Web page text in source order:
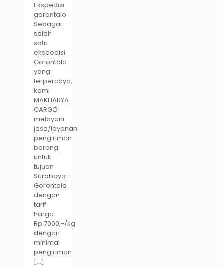
Ekspedisi
gorontalo
Sebagai
salah
satu
ekspedisi
Gorontalo
yang
terpercaya,
kami
MAKHARYA
CARGO
melayani
jasa/layanan
pengiriman
barang
untuk
tujuan
Surabaya-
Gorontalo
dengan
tarif
harga
Rp.7000,-/kg
dengan
minimal
pengiriman
[…]